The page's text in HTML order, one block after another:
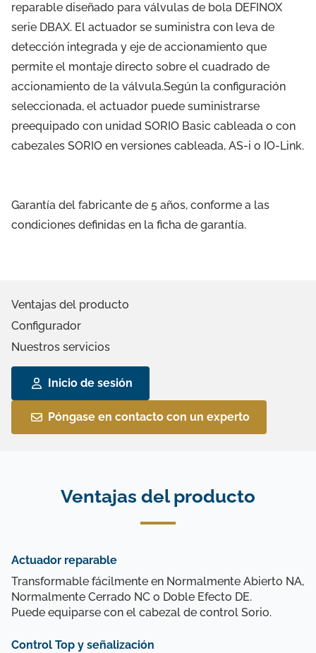
reparable diseñado para válvulas de bola DEFINOX
serie DBAX. El actuador se suministra con leva de
detección integrada y eje de accionamiento que
permite el montaje directo sobre el cuadrado de
accionamiento de la válvula.Según la configuración
seleccionada, el actuador puede suministrarse
preequipado con unidad SORIO Basic cableada o con
cabezales SORIO en versiones cableada, AS-i o IO-Link.
Garantía del fabricante de 5 años, conforme a las
condiciones definidas en la ficha de garantía.
Ventajas del producto
Configurador
Nuestros servicios
Inicio de sesión
Póngase en contacto con un experto
Ventajas del producto
Actuador reparable
Transformable fácilmente en Normalmente Abierto NA,
Normalmente Cerrado NC o Doble Efecto DE.
Puede equiparse con el cabezal de control Sorio.
Control Top y señalización